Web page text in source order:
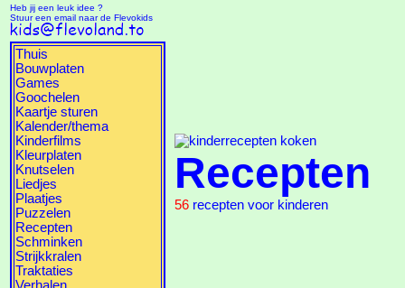
Heb jij een leuk idee ?
Stuur een email naar de Flevokids
Thuis
Bouwplaten
Games
Goochelen
Kaartje sturen
Kalender/thema
Kinderfilms
Kleurplaten
Knutselen
Liedjes
Plaatjes
Puzzelen
Recepten
Schminken
Strijkkralen
Traktaties
Recepten
56 recepten voor kinderen